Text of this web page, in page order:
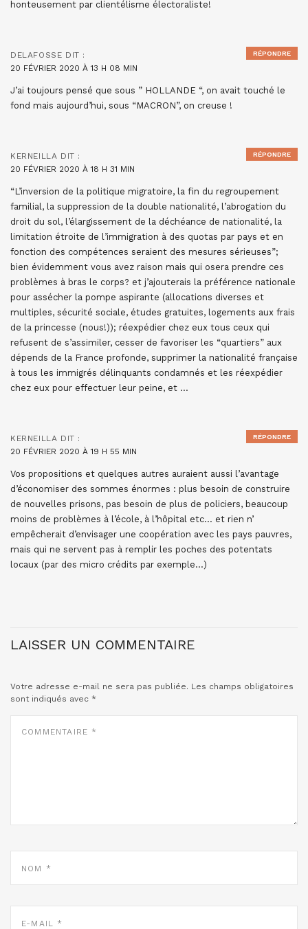
honteusement par clientélisme électoraliste!
DELAFOSSE DIT :
20 FÉVRIER 2020 À 13 H 08 MIN
J’ai toujours pensé que sous ” HOLLANDE “, on avait touché le
fond mais aujourd’hui, sous “MACRON”, on creuse !
RÉPONDRE
KERNEILLA DIT :
20 FÉVRIER 2020 À 18 H 31 MIN
“L’inversion de la politique migratoire, la fin du regroupement
familial, la suppression de la double nationalité, l’abrogation du
droit du sol, l’élargissement de la déchéance de nationalité, la
limitation étroite de l’immigration à des quotas par pays et en
fonction des compétences seraient des mesures sérieuses”;
bien évidemment vous avez raison mais qui osera prendre ces
problèmes à bras le corps? et j’ajouterais la préférence nationale
pour assécher la pompe aspirante (allocations diverses et
multiples, sécurité sociale, études gratuites, logements aux frais
de la princesse (nous!)); réexpédier chez eux tous ceux qui
refusent de s’assimiler, cesser de favoriser les “quartiers” aux
dépends de la France profonde, supprimer la nationalité française
à tous les immigrés délinquants condamnés et les réexpédier
chez eux pour effectuer leur peine, et …
RÉPONDRE
KERNEILLA DIT :
20 FÉVRIER 2020 À 19 H 55 MIN
Vos propositions et quelques autres auraient aussi l’avantage
d’économiser des sommes énormes : plus besoin de construire
de nouvelles prisons, pas besoin de plus de policiers, beaucoup
moins de problèmes à l’école, à l’hôpital etc… et rien n’
empêcherait d’envisager une coopération avec les pays pauvres,
mais qui ne servent pas à remplir les poches des potentats
locaux (par des micro crédits par exemple…)
RÉPONDRE
LAISSER UN COMMENTAIRE
Votre adresse e-mail ne sera pas publiée. Les champs obligatoires
sont indiqués avec *
MAIL